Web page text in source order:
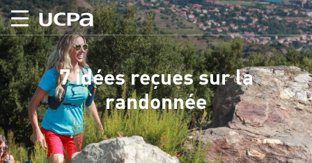
7 idées reçues sur la
randonnée